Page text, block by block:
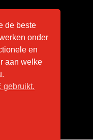
shop.be
BE 0879.850.673
de beste
onder
en
aan welke
gebruikt.